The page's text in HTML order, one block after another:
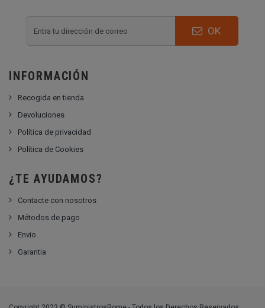
OK
INFORMACIÓN
Recogida en tienda
Devoluciones
Política de privacidad
Política de Cookies
¿TE AYUDAMOS?
Contacte con nosotros
Métodos de pago
Envio
Garantia